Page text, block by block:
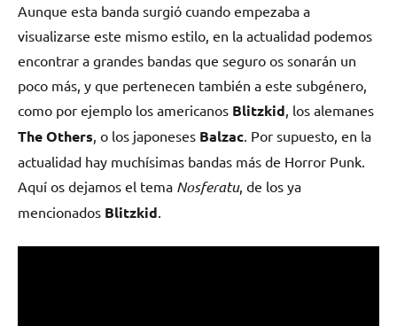
Aunque esta banda surgió cuando empezaba a
visualizarse este mismo estilo, en la actualidad podemos
encontrar a grandes bandas que seguro os sonarán un
poco más, y que pertenecen también a este subgénero,
como por ejemplo los americanos Blitzkid , los alemanes
The Others , o los japoneses Balzac . Por supuesto, en la
actualidad hay muchísimas bandas más de Horror Punk.
Aquí os dejamos el tema Nosferatu, de los ya
mencionados Blitzkid